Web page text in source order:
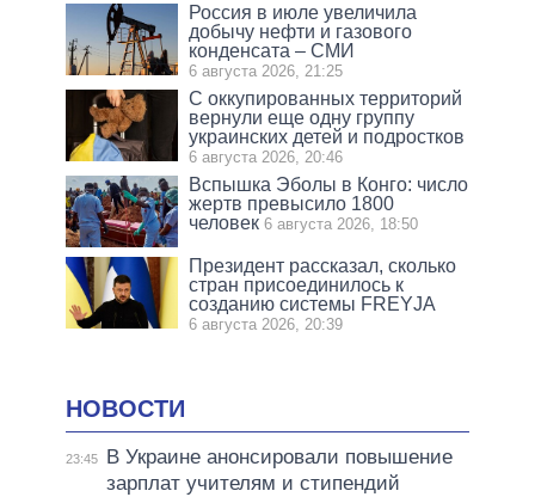
Россия в июле увеличила
добычу нефти и газового
конденсата – СМИ
6 августа 2026, 21:25
С оккупированных территорий
вернули еще одну группу
украинских детей и подростков
6 августа 2026, 20:46
Вспышка Эболы в Конго: число
жертв превысило 1800
человек 6 августа 2026, 18:50
Президент рассказал, сколько
стран присоединилось к
созданию системы FREYJA
6 августа 2026, 20:39
НОВОСТИ
23:45
В Украине анонсировали повышение
зарплат учителям и стипендий